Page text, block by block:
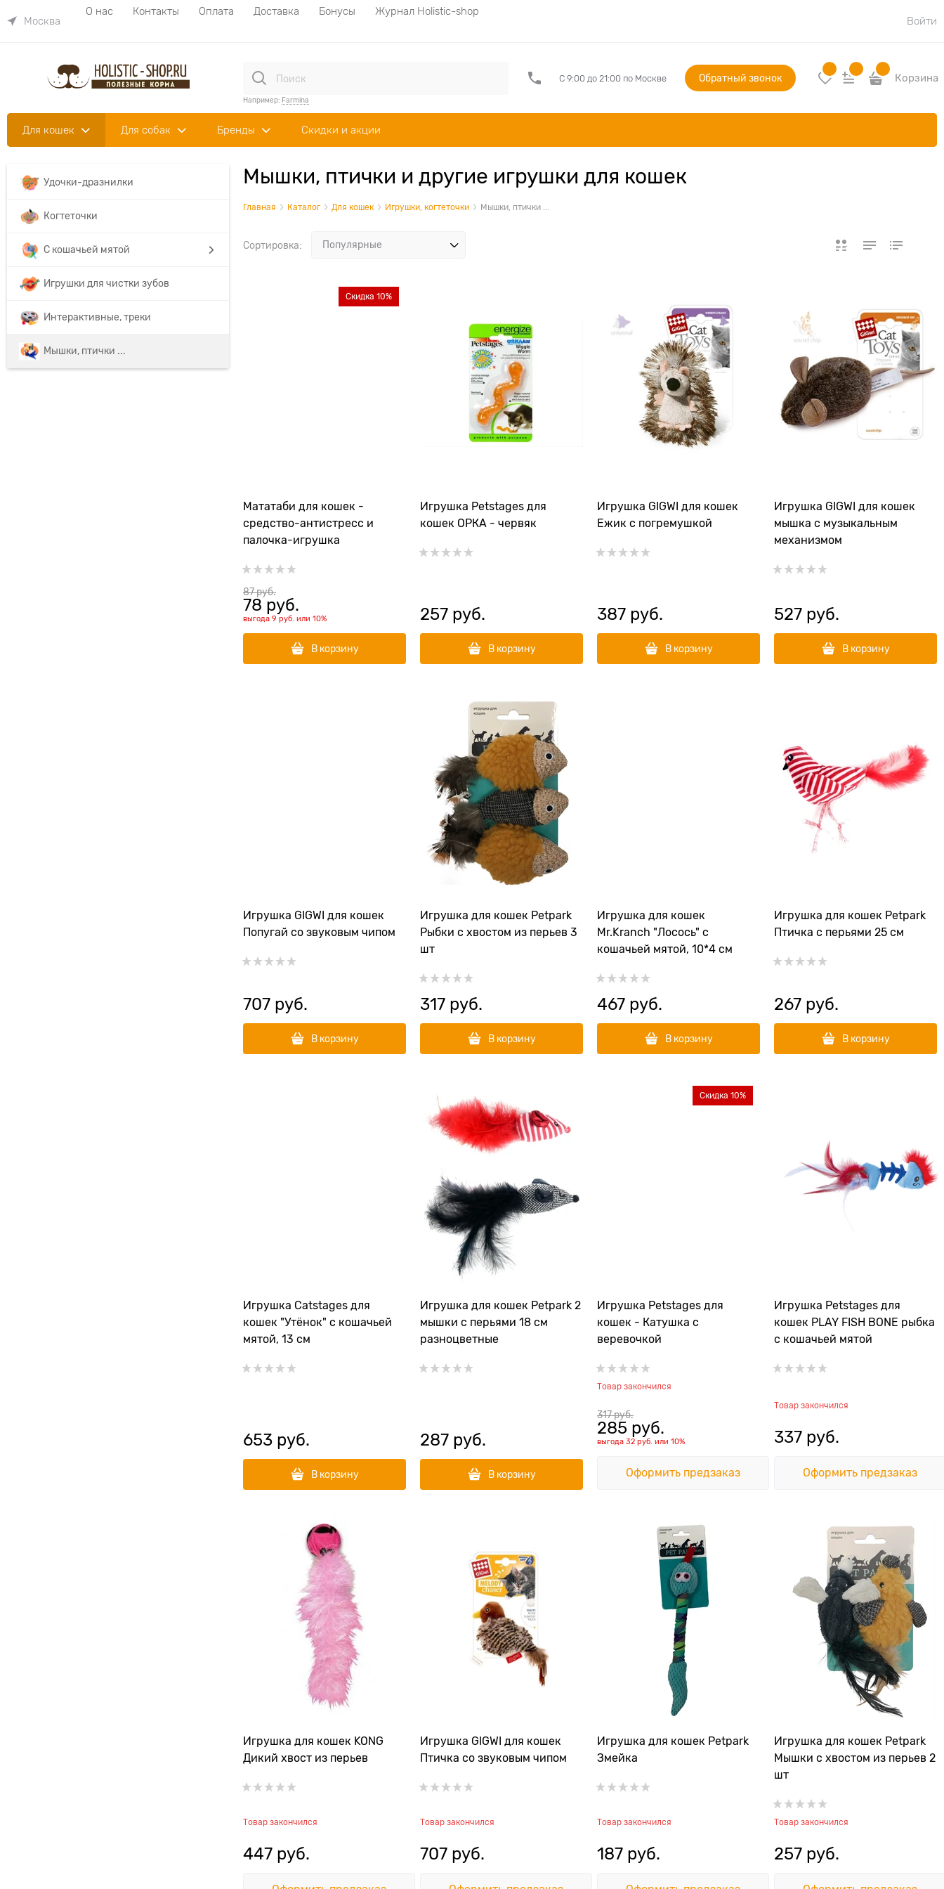
Москва
О нас Контакты Оплата Доставка Бонусы
Журнал Holistic-shop
Войти
Например: Farmina
С 9:00 до 21:00 по Москве Обратный звонок Корзина
Для кошек Для собак Бренды Скидки и акции
Удочки-дразнилки
Когтеточки
С кошачьей мятой
Игрушки для чистки зубов
Интерактивные, треки
Мышки, птички ...
Мышки, птички и другие игрушки для кошек
Главная Каталог Для кошек Игрушки, когтеточки Мышки, птички ...
Сортировка:
Мататаби для кошек -
средство-антистресс и
палочка-игрушка
Скидка 10%
87 руб.
78 руб.
выгода 9 руб. или 10%
В корзину
Игрушка Petstages для
кошек ОРКА - червяк
257 руб.
В корзину
Игрушка GIGWI для кошек
Ежик с погремушкой
387 руб.
В корзину
Игрушка GIGWI для кошек
мышка с музыкальным
механизмом
527 руб.
В корзину
Игрушка GIGWI для кошек
Попугай со звуковым чипом
707 руб.
В корзину
Игрушка для кошек Petpark
Рыбки с хвостом из перьев 3
шт
317 руб.
В корзину
Игрушка для кошек
Mr.Kranch "Лосось" с
кошачьей мятой, 10*4 см
467 руб.
В корзину
Игрушка для кошек Petpark
Птичка с перьями 25 см
267 руб.
В корзину
Игрушка Catstages для
кошек "Утёнок" с кошачьей
мятой, 13 см
653 руб.
В корзину
Игрушка для кошек Petpark 2
мышки с перьями 18 см
разноцветные
287 руб.
В корзину
Игрушка Petstages для
кошек - Катушка с
веревочкой
Скидка 10%
Товар закончился
317 руб.
285 руб.
выгода 32 руб. или 10%
Оформить предзаказ
Игрушка Petstages для
кошек PLAY FISH BONE рыбка
с кошачьей мятой
Товар закончился
337 руб.
Оформить предзаказ
Игрушка для кошек KONG
Дикий хвост из перьев
Товар закончился
447 руб.
Игрушка GIGWI для кошек
Птичка со звуковым чипом
Товар закончился
707 руб.
Игрушка для кошек Petpark
Змейка
Товар закончился
187 руб.
Игрушка для кошек Petpark
Мышки с хвостом из перьев 2
шт
Товар закончился
257 руб.